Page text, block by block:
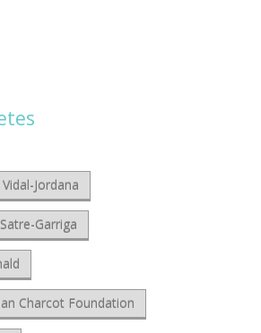
Jordana
Garriga
Charcot Foundation